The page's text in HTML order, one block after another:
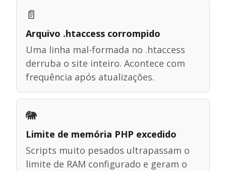
📄
Arquivo .htaccess corrompido
Uma linha mal-formada no .htaccess
derruba o site inteiro. Acontece com
frequência após atualizações.
🐘
Limite de memória PHP excedido
Scripts muito pesados ultrapassam o
limite de RAM configurado e geram o